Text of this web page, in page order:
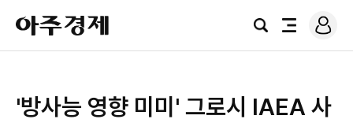
아
주
경
검
전
로
그
'방사능 영향 미미' 그로시 IAEA 사